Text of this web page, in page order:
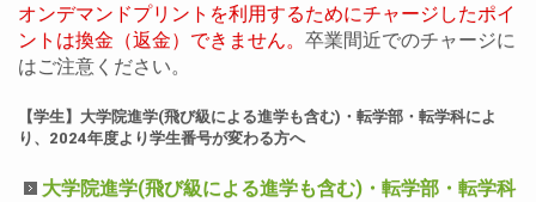
オンデマンドプリントを利用するためにチャージしたポイ
ントは換金（返金）できません。 卒業間近でのチャージに
はご注意ください。
【学生】大学院進学(飛び級による進学も含む)・転学部・転学科によ
り、2024年度より学生番号が変わる方へ
大学院進学(飛び級による進学も含む)・転学部・転学科